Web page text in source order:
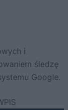
i
śledzę
Google.